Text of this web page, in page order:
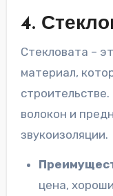
4.
Стекловата –
материал,
волокон и
звукоизоляции.
цена,